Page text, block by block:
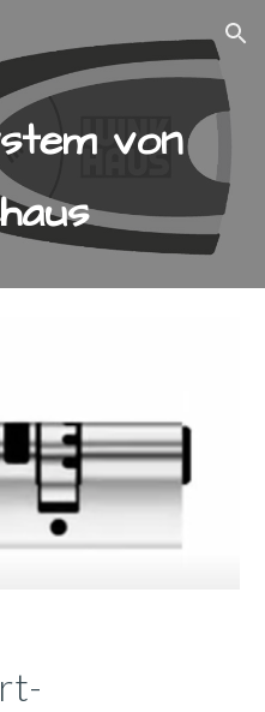
Skip to navigation
von